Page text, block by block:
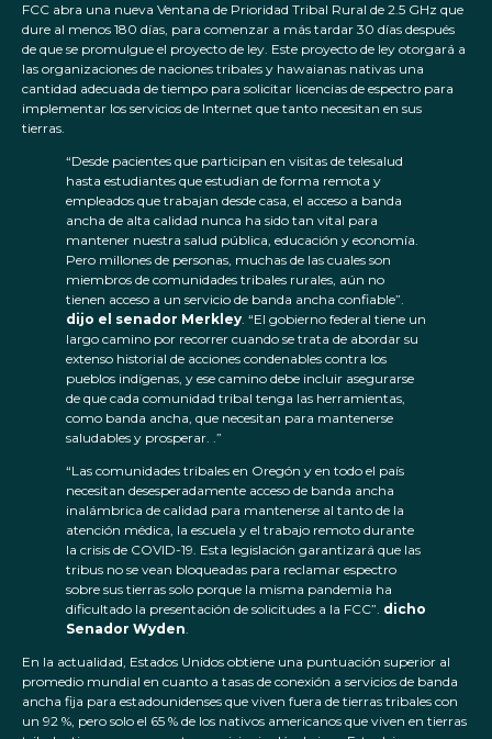
FCC abra una nueva Ventana de Prioridad Tribal Rural de 2.5 GHz que
dure al menos 180 días, para comenzar a más tardar 30 días después
de que se promulgue el proyecto de ley. Este proyecto de ley otorgará a
las organizaciones de naciones tribales y hawaianas nativas una
cantidad adecuada de tiempo para solicitar licencias de espectro para
implementar los servicios de Internet que tanto necesitan en sus
tierras.
“Desde pacientes que participan en visitas de telesalud
hasta estudiantes que estudian de forma remota y
empleados que trabajan desde casa, el acceso a banda
ancha de alta calidad nunca ha sido tan vital para
mantener nuestra salud pública, educación y economía.
Pero millones de personas, muchas de las cuales son
miembros de comunidades tribales rurales, aún no
tienen acceso a un servicio de banda ancha confiable”.
dijo el senador Merkley. “El gobierno federal tiene un
largo camino por recorrer cuando se trata de abordar su
extenso historial de acciones condenables contra los
pueblos indígenas, y ese camino debe incluir asegurarse
de que cada comunidad tribal tenga las herramientas,
como banda ancha, que necesitan para mantenerse
saludables y prosperar. .”
“Las comunidades tribales en Oregón y en todo el país
necesitan desesperadamente acceso de banda ancha
inalámbrica de calidad para mantenerse al tanto de la
atención médica, la escuela y el trabajo remoto durante
la crisis de COVID-19. Esta legislación garantizará que las
tribus no se vean bloqueadas para reclamar espectro
sobre sus tierras solo porque la misma pandemia ha
dificultado la presentación de solicitudes a la FCC”. dicho
Senador Wyden.
En la actualidad, Estados Unidos obtiene una puntuación superior al
promedio mundial en cuanto a tasas de conexión a servicios de banda
ancha fija para estadounidenses que viven fuera de tierras tribales con
un 92 %, pero solo el 65 % de los nativos americanos que viven en tierras